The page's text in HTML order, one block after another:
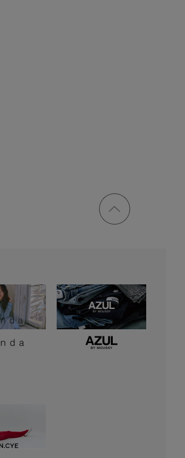
ページ
トップ